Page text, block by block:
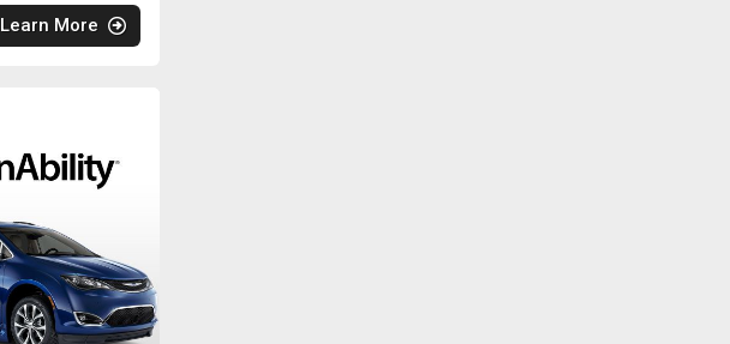
Learn More